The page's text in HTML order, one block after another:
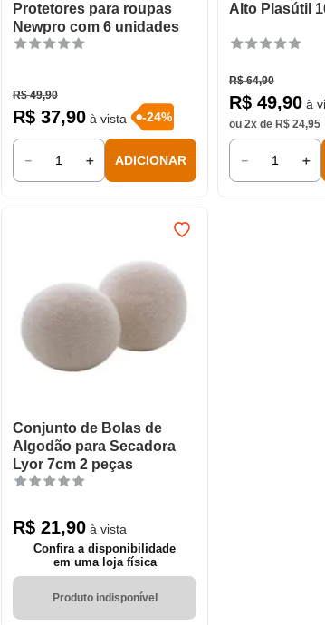
Protetores para roupas
Newpro com 6 unidades
R$ 49,90
R$ 37,90à vista -24%
＋
－ ADICIONAR
Alto Plasútil
R$ 64,90
R$ 49,90à
ou 2x de R$ 24,95
＋
－
Conjunto de Bolas de
Algodão para Secadora
Lyor 7cm 2 peças
R$ 21,90à vista
Confira a disponibilidade
em uma loja física
Produto indisponível